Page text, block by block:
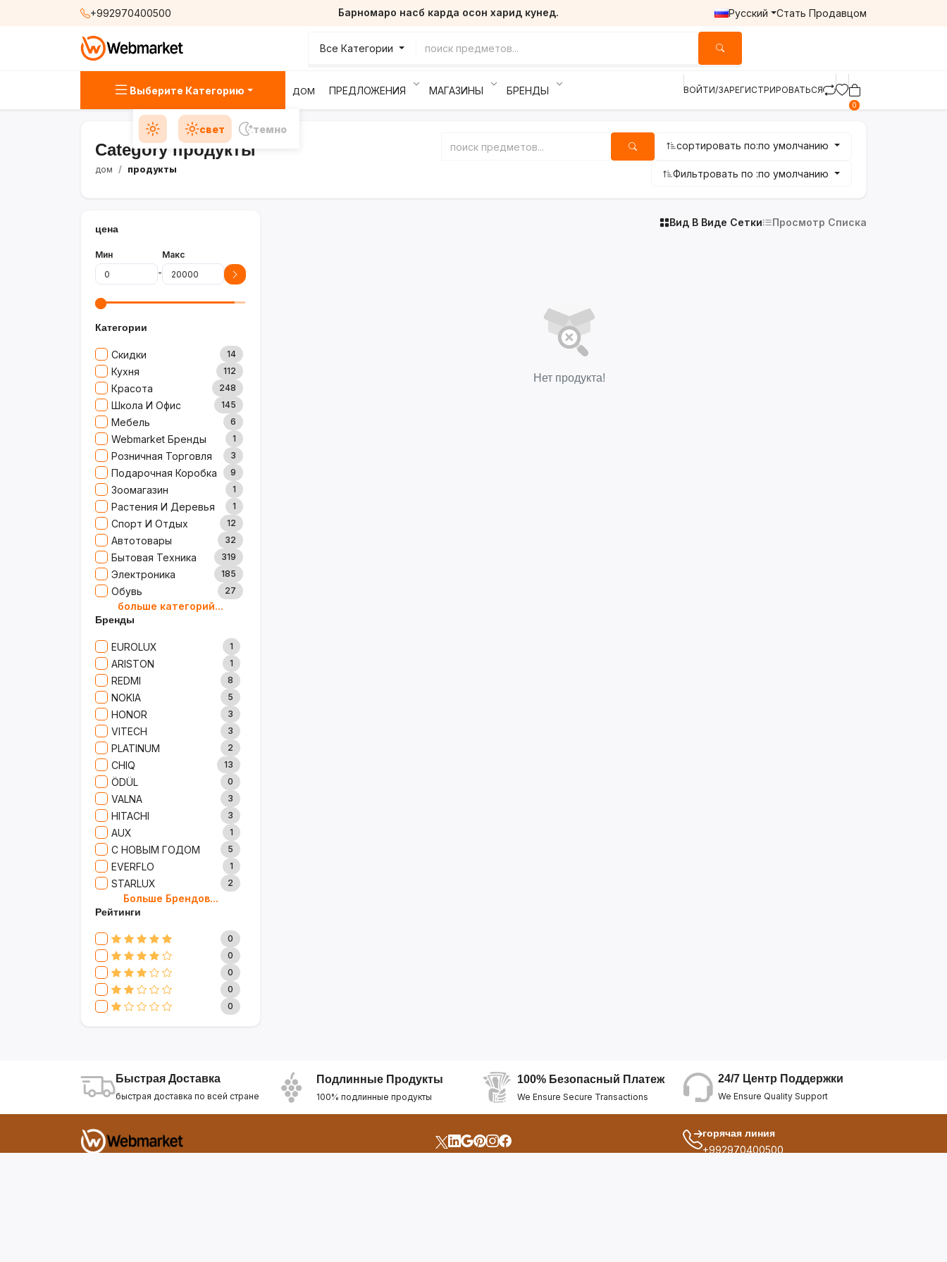
+992970400500 Барномаро насб карда осон харид кунед. Русский Стать Продавцом
Все Категории
Выберите Категорию ДОМ ПРЕДЛОЖЕНИЯ МАГАЗИНЫ БРЕНДЫ ВОЙТИ/ЗАРЕГИСТРИРОВАТЬСЯ
0
свет темно
Category продукты
дом продукты
сортировать по:по умолчанию
Фильтровать по :по умолчанию
цена
Мин
-
Макс
Категории
Скидки 14
Кухня 112
Красота 248
Школа И Офис 145
Мебель 6
Webmarket Бренды 1
Розничная Торговля 3
Подарочная Коробка 9
Зоомагазин 1
Растения И Деревья 1
Спорт И Отдых 12
Автотовары 32
Бытовая Техника 319
Электроника 185
Обувь 27
Товары Для Дома
Ювелирные Изделия
Сад И Дача 52
Аксессуары 61
Игрушки 15
Одежда 5
Сумки И Рюкзаки 27
Ремонт 13
Продукты 35
Детские Товары 72
Бытовая Химия 91
Хобби 40
больше категорий...
Бренды
EUROLUX 1
ARISTON 1
REDMI 8
NOKIA 5
HONOR 3
VITECH 3
PLATINUM 2
CHIQ 13
ÖDÜL 0
VALNA 3
HITACHI 3
AUX 1
С НОВЫМ ГОДОМ 5
EVERFLO 1
STARLUX 2
BOSCH
MARY KAY
TRICHUP 20
CLIVE & KEIRA 17
SEVAVEREK 6
DSP 0
SUPER CREST 4
2
APPLE
AOTE 7
ELEMENT
INTEX 0
Больше Брендов...
Рейтинги
0
0
0
0
0
Вид В Виде Сетки Просмотр Списка
Нет продукта!
Быстрая Доставка
быстрая доставка по всей стране
Подлинные Продукты
100% подлинные продукты
100% Безопасный Платеж
We Ensure Secure Transactions
24/7 Центр Поддержки
We Ensure Quality Support
горячая линия
+992970400500